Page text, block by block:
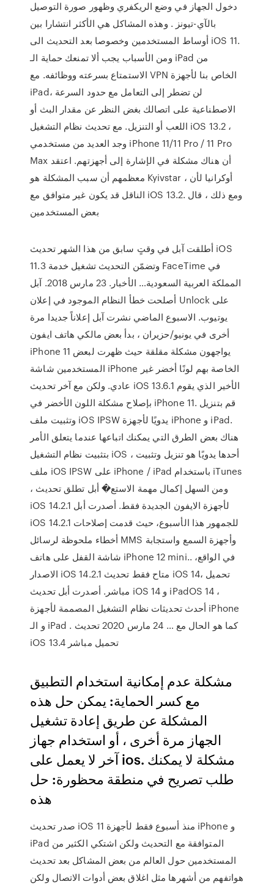
دخول الجهاز في وضع الريكفري وظهور صورة التوصيل
بالآي-تيونز . وهذه المشاكل هي الأكثر انتشارا بين
أوساط المستخدمين وخصوصا بعد التحديث الى iOS 11.
ومن الأسباب يجب ألا تمنعك حماية الـ iPad من
الاستمتاع بسرعته ووظائفه. مع VPN الخاص بنا لأجهزة
iPad، لن تضطر إلى التعامل مع حدود السرعة
الاصطناعية على اتصالك بغض النظر عن مقدار البث أو
اللعب أو التنزيل. مع تحديث نظام التشغيل iOS 13.2 ،
وجد العديد من مستخدمي iPhone 11/11 Pro / 11 Pro
Max أن هناك مشكلة في الإشارة إلى أجهزتهم. اعتقد
معظمهم أن سبب المشكلة هو Kyivstar ، أوكرانيا لأن
الناقل قد يكون غير متوافق مع iOS 13.2. ومع ذلك ، قال
بعض المستخدمين
أطلقت آبل في وقتٍ سابق من هذا الشهر تحديث iOS
11.3 وتضمّن التحديث تشغيل خدمة FaceTime في
المملكة العربية السعودية… الأخبار. 23 مارس 2018. آبل
أصلحت خطأ النظام الموجود في إعلان Unlock على
يوتيوب. الاسبوع الماضي نشرت آبل إعلاناً جديدا مرة
أخرى في يونيو/حزيران ، بدأ بعض مالكي هاتف ايفون
iPhone 11 يواجهون مشكلة مقلقة حيث ظهرت لبعض
المستخدمين شاشة iPhone الخاصة بهم لونًا أخضر غير
عادي. ولكن مع آخر تحديث iOS 13.6.1 الأخير الذي يقوم
بإصلاح مشكلة اللون الأخضر في iPhone 11. قم بتنزيل
وتثبيت ملف iOS IPSW يدويًا لأجهزة iPhone و iPad.
هناك بعض الطرق التي يمكنك اتباعها عندما يتعلق الأمر
بتثبيت نظام التشغيل iOS ، أحدها يدويًا هو تنزيل وتثبيت
ملف iOS IPSW على iPhone / iPad باستخدام iTunes
، ومن السهل إكمال مهمة الاستع� أبل تطلق تحديث
iOS 14.2.1 لأجهزة الايفون الجديدة فقط. أصدرت أبل
iOS 14.2.1 للجمهور هذا الأسبوع، حيث قدمت إصلاحات
أخطاء ملحوظة لرسائل MMS وأجهزة السمع واستجابة
شاشة القفل على هاتف iPhone 12 mini.. في الواقع،
الاصدار iOS 14.2.1 متاح فقط تحديث iOS 14، تحميل
مباشر. أصدرت أبل تحديث iOS 14 و iPadOS 14 ،
أحدث تحديثات نظام التشغيل المصممة لأجهزة iPhone
و الـ iPad . كما هو الحال مع … 24 مارس 2020 تحديث
iOS 13.4 تحميل مباشر
مشكلة عدم إمكانية استخدام التطبيق
مع كسر الحماية: يمكن حل هذه
المشكلة عن طريق إعادة تشغيل
الجهاز مرة أخرى ، أو استخدام جهاز
آخر لا يعمل على ios. مشكلة لا يمكنك
طلب تصريح في منطقة محظورة: حل
هذه
صدر تحديث iOS 11 منذ أسبوع فقط لأجهزة iPhone و
iPad المتوافقة مع التحديث ولكن اشتكي الكثير من
المستخدمين حول العالم من بعض المشاكل بعد تحديث
هواتفهم من أشهرها مثل اغلاق بعض أدوات الاتصال ولكن